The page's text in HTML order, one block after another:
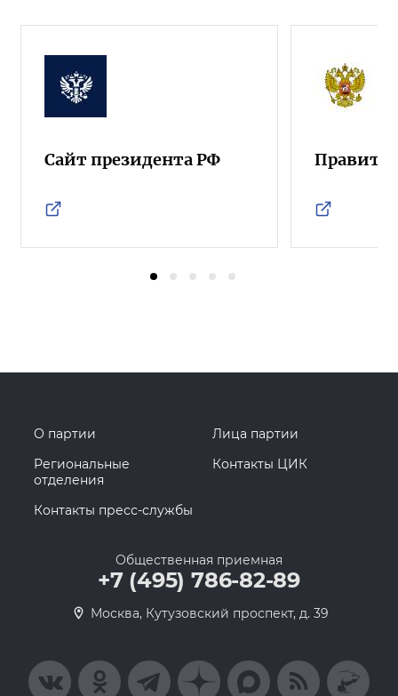
Сайт президента РФ
О партии
Лица партии
Региональные
отделения
Контакты ЦИК
Контакты пресс-службы
Общественная приемная
+7 (495) 786-82-89
Москва, Кутузовский проспект, д. 39